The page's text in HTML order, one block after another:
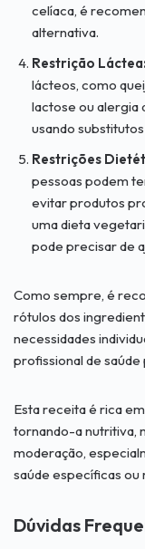
celíaca, é
alternativa.
Restrição Láctea:
lácteos, como
lactose ou alergia
usando
Restrições
pessoas podem
evitar produtos
uma dieta
pode precisar de
Como sempre, é
rótulos dos
necessidades
profissional de
Esta receita é rica
tornando-a nutritiva,
moderação,
saúde específicas
Dúvidas